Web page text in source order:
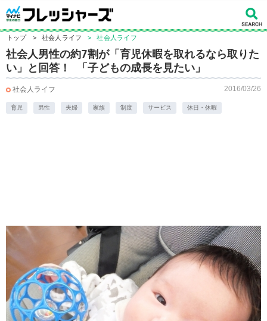
トップ > 社会人ライフ > 社会人ライフ
社会人男性の約7割が「育児休暇を取れるなら取りた
い」と回答！ 「子どもの成長を見たい」
社会人ライフ 2016/03/26
育児 男性 夫婦 家族 制度 サービス 休日・休暇